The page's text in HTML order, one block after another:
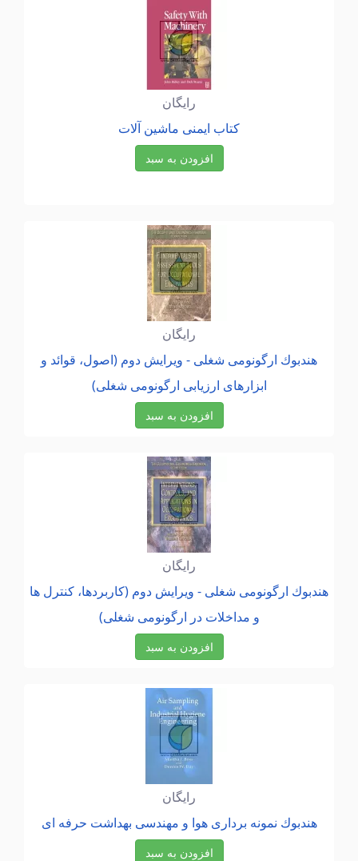
رایگان
كتاب ایمنی ماشین آلات
افزودن به سبد
رایگان
هندبوك ارگونومی شغلی - ویرایش دوم (اصول، قوائد و
ابزارهای ارزیابی ارگونومی شغلی)
افزودن به سبد
رایگان
هندبوك ارگونومی شغلی - ویرایش دوم (كاربردها، كنترل ها
و مداخلات در ارگونومی شغلی)
افزودن به سبد
رایگان
هندبوك نمونه برداری هوا و مهندسی بهداشت حرفه ای
افزودن به سبد